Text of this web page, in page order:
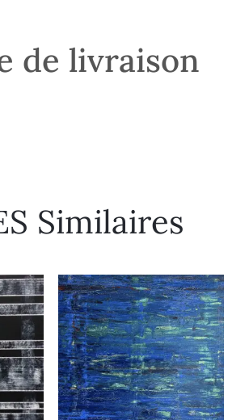
de livraison
Similaires